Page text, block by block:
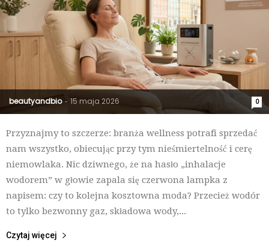
beautyandbio - 15 maja 2026 0
Przyznajmy to szczerze: branża wellness potrafi sprzedać
nam wszystko, obiecując przy tym nieśmiertelność i cerę
niemowlaka. Nic dziwnego, że na hasło „inhalacje
wodorem” w głowie zapala się czerwona lampka z
napisem: czy to kolejna kosztowna moda? Przecież wodór
to tylko bezwonny gaz, składowa wody,...
Czytaj więcej